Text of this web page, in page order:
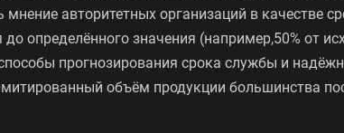
авторитетных организаций в качестве
определённого значения (например,50% от
прогнозирования срока службы и
объём продукции большинства